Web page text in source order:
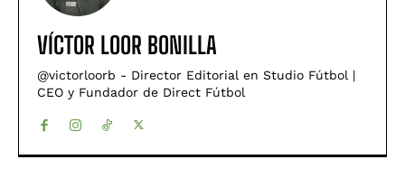
VÍCTOR LOOR BONILLA
@victorloorb - Director Editorial en Studio Fútbol |
CEO y Fundador de Direct Fútbol